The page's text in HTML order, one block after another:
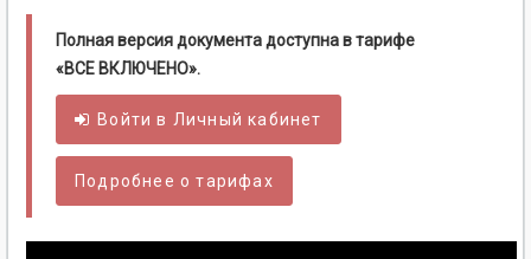
Полная версия документа доступна в тарифе
«ВСЕ ВКЛЮЧЕНО».
Войти в Личный кабинет
Подробнее о тарифах